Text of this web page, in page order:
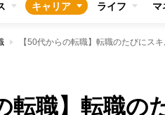
キャリア ライフ マ
転職】転職の